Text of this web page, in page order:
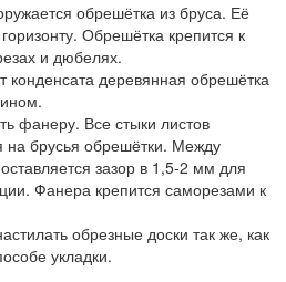
обрешётка из бруса. Её
Обрешётка крепится к
и дюбелях.
конденсата деревянная обрешётка
фанеру. Все стыки листов
на брусья обрешётки. Между
зазор в 1,5-2 мм для
Фанера крепится саморезами к
обрезные доски так же, как
укладки.